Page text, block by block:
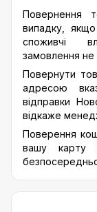
Повернення
випадку,
споживчі
замовлення не
Повернути
адресою
відправки
відкаже
Поверення
вашу карту